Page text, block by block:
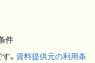
件
。 資料提供元の利用条